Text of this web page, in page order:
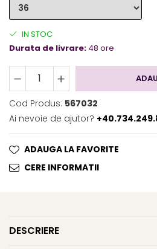
IN STOC
Durata de livrare: 48 ore
Cod Produs: 567032
Ai nevoie de ajutor?
ADAUGA LA FAVORITE
CERE INFORMATII
DESCRIERE